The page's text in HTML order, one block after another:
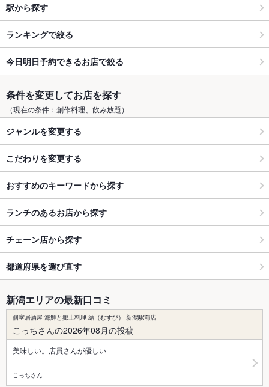
駅から探す
ランキングで絞る
今日明日予約できるお店で絞る
条件を変更してお店を探す
（現在の条件：創作料理、飲み放題）
ジャンルを変更する
こだわりを変更する
おすすめのキーワードから探す
ランチのあるお店から探す
チェーン店から探す
都道府県を選び直す
新潟エリアの最新口コミ
個室居酒屋 海鮮と郷土料理 結（むすび） 新潟駅前店
こっちさんの2026年08月の投稿
美味しい。店員さんが優しい
こっちさん